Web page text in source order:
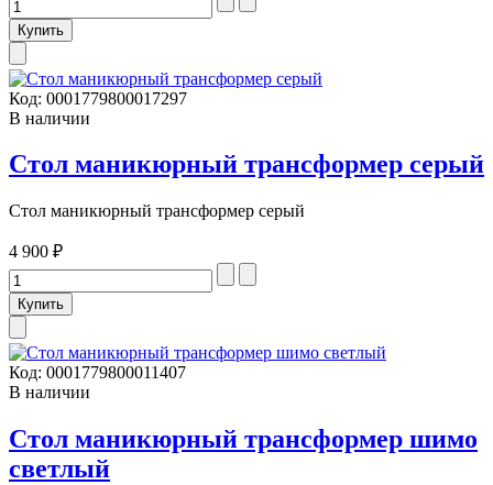
Код: 0001779800017297
В наличии
Стол маникюрный трансформер серый
Стол маникюрный трансформер серый
4 900 ₽
Код: 0001779800011407
В наличии
Стол маникюрный трансформер шимо
светлый